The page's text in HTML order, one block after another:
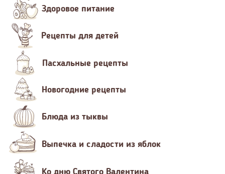
Здоровое питание
Рецепты для детей
Пасхальные рецепты
Новогодние рецепты
Блюда из тыквы
Выпечка и сладости из яблок
Ко дню Святого Валентина